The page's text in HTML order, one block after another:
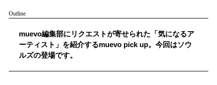
#男性シンガー #HR/HM #女性シンガー
#ヒップホップ #男性シンガーグループ
記事一覧
プレスリリース一覧
会社概要
Outline
muevo編集部にリクエストが寄せられた「気になるア
ーティスト」を紹介するmuevo pick up。今回はソウ
ルズの登場です。